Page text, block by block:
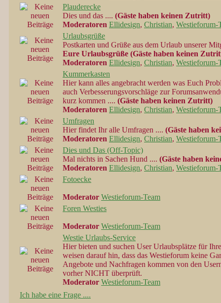
Plauderecke
Dies und das .... (Gäste haben keinen Zutritt)
Moderatoren Ellidesign, Christian, Westieforum-
Urlaubsgrüße
Postkarten und Grüße aus dem Urlaub unserer
Eure Urlaubsgrüße (Gäste haben keinen
Moderatoren Ellidesign, Christian, Westieforum-
Kummerkasten
Hier kann alles angebracht werden was Euch
auch Verbesserungsvorschläge zur
kurz kommen .... (Gäste haben keinen Zutritt)
Moderatoren Ellidesign, Christian, Westieforum-
Umfragen
Hier findet Ihr alle Umfragen .... (Gäste haben
Moderatoren Ellidesign, Christian, Westieforum-
Dies und Das (Off-Topic)
Mal nichts in Sachen Hund .... (Gäste haben
Moderatoren Ellidesign, Christian, Westieforum-
Fotoecke
Moderator Westieforum-Team
Foren Westies
Moderator Westieforum-Team
Westie Urlaubs-Service
Hier bieten und suchen User Urlaubsplätze für
weisen darauf hin, dass das Westieforum keine
Angebote und Nachfragen kommen von den
vorher NICHT überprüft.
Moderator Westieforum-Team
Ich habe eine Frage ....